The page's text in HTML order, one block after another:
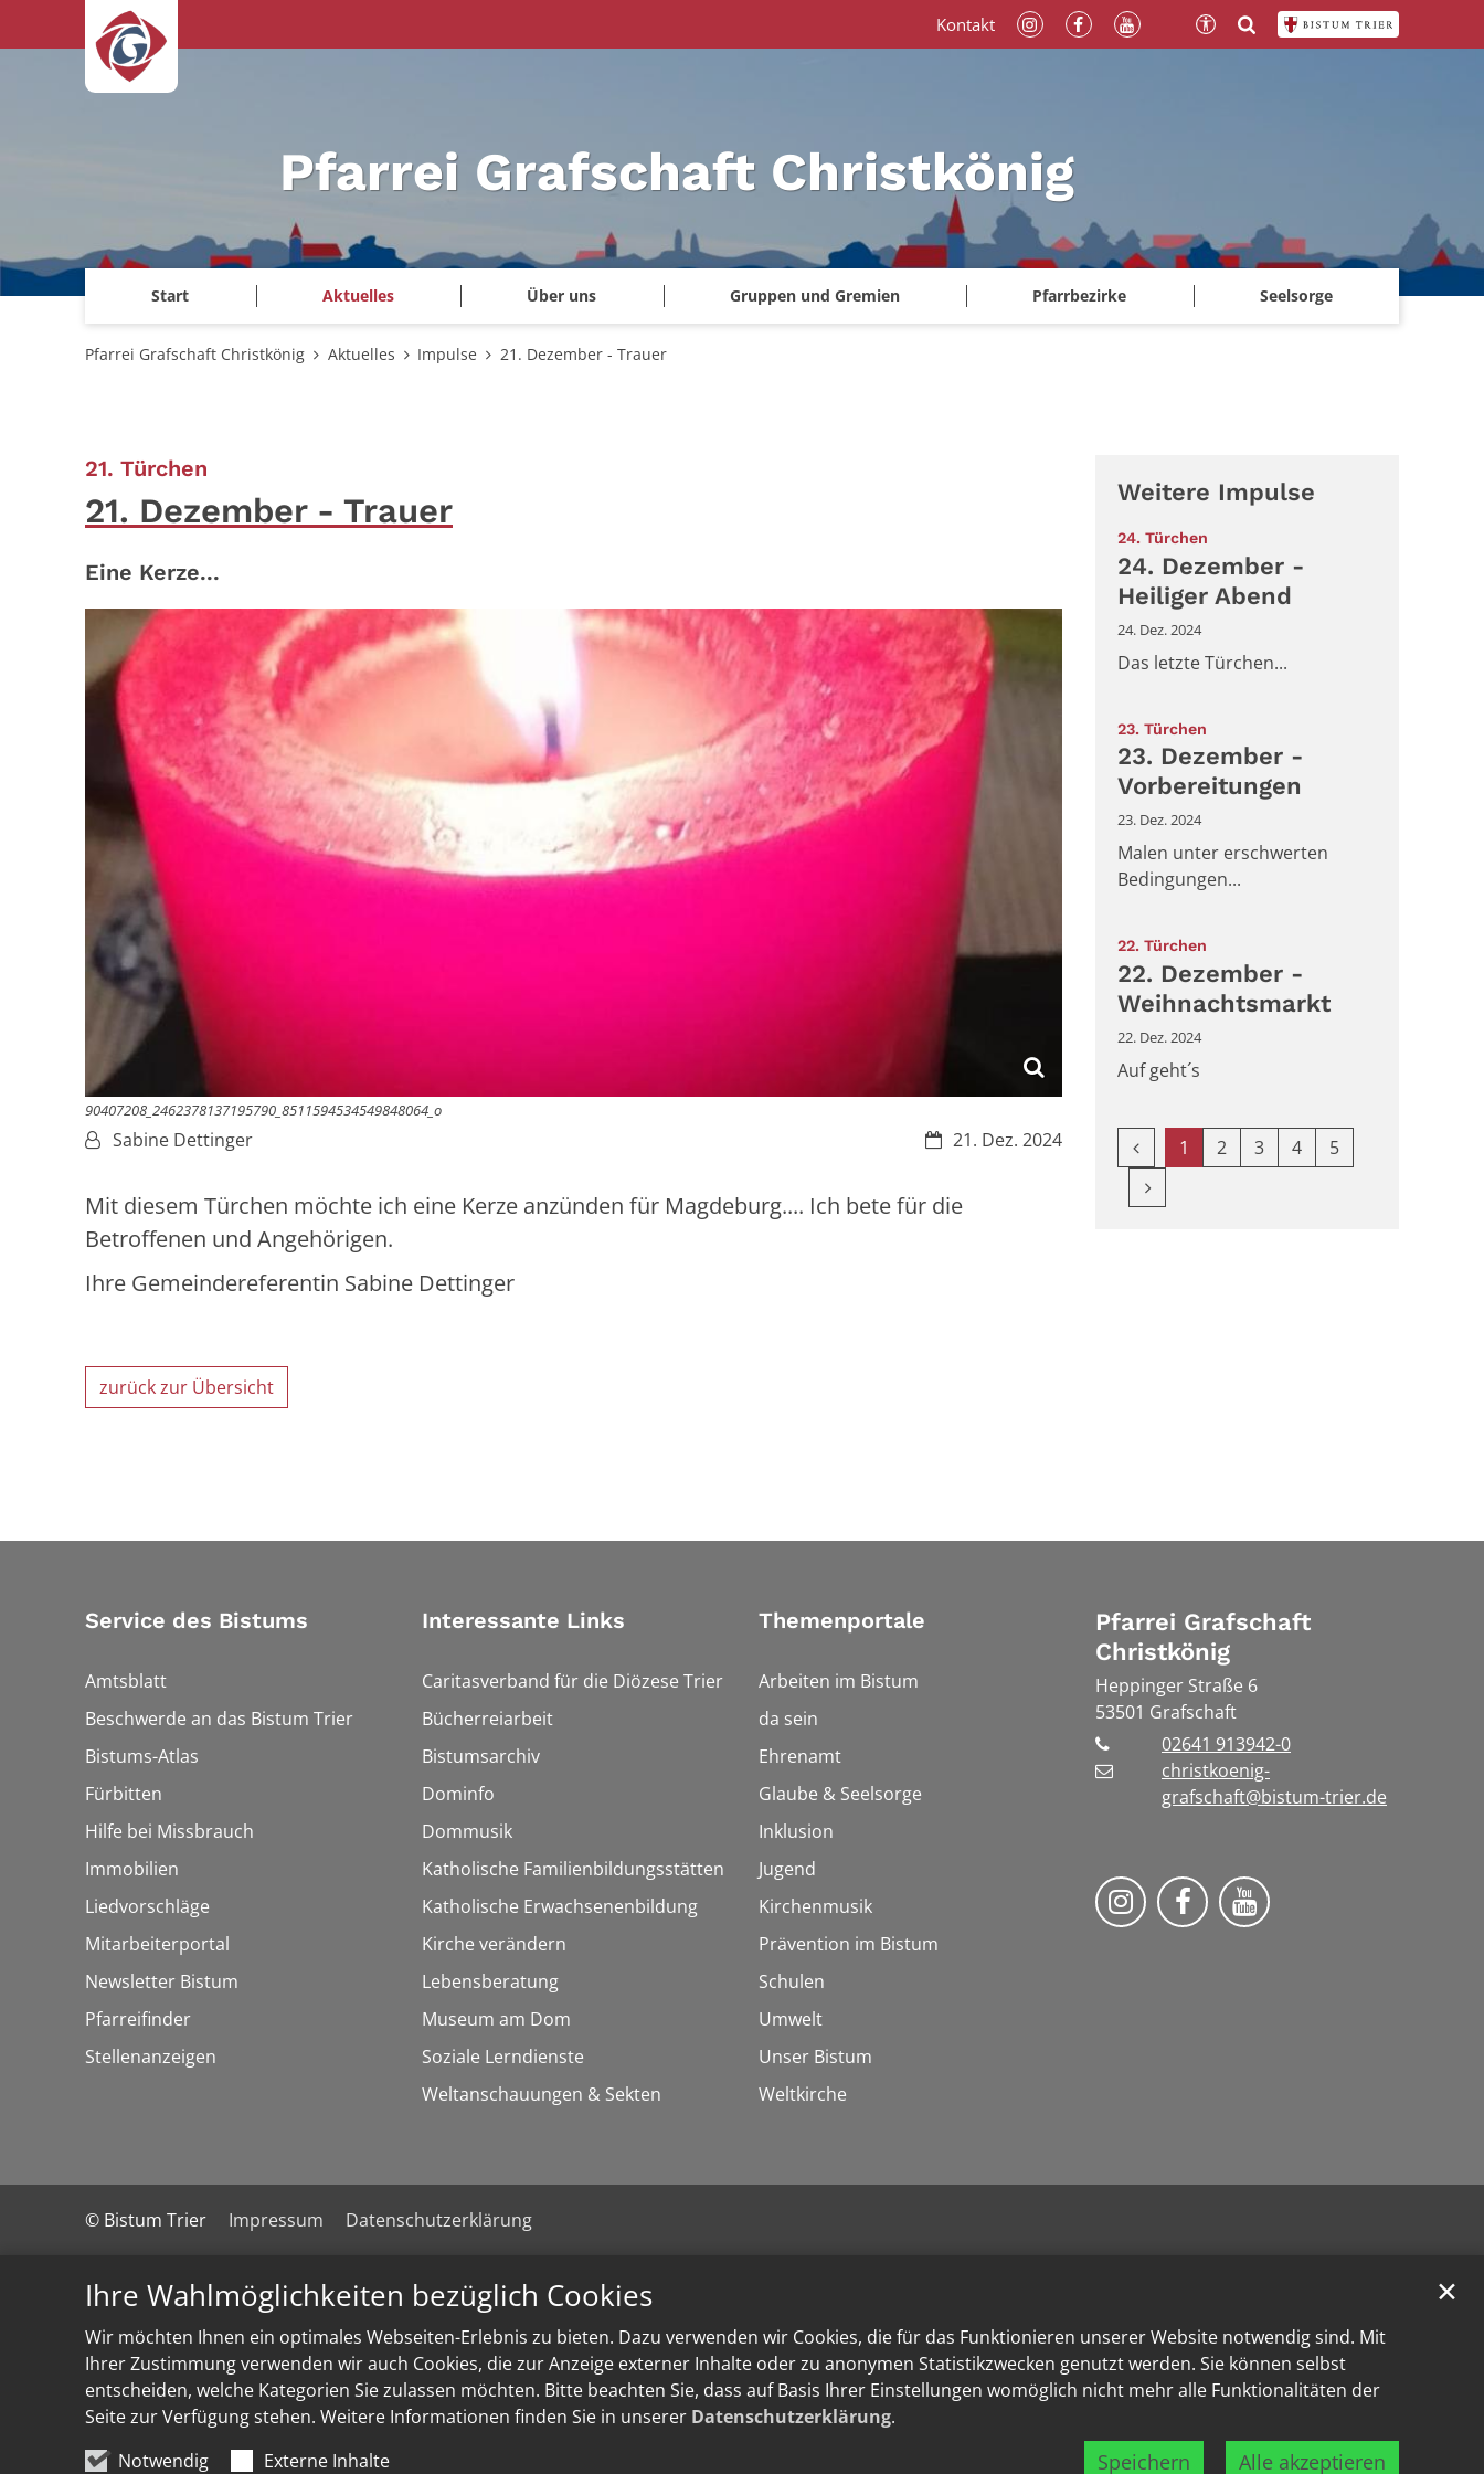
Ihre Wahlmöglichkeiten bezüglich Cookies
Wir möchten Ihnen ein optimales Webseiten-Erlebnis zu bieten. Dazu verwenden wir Cookies, die für das Funktionieren unserer Website notwendig sind. Mit
Ihrer Zustimmung verwenden wir auch Cookies, die zur Anzeige externer Inhalte oder zu anonymen Statistikzwecken genutzt werden. Sie können selbst
entscheiden, welche Kategorien Sie zulassen möchten. Bitte beachten Sie, dass auf Basis Ihrer Einstellungen womöglich nicht mehr alle Funktionalitäten der
Seite zur Verfügung stehen. Weitere Informationen finden Sie in unserer Datenschutzerklärung.
Notwendig
Externe Inhalte Speichern Alle akzeptieren
✕
Zum Inhalt springen
Pfarrei Grafschaft Christkönig
Start Aktuelles Über uns Gruppen und Gremien Pfarrbezirke Seelsorge
Kontakt
Pfarrei Grafschaft Christkönig Aktuelles Impulse 21. Dezember - Trauer
21. Türchen
21. Dezember - Trauer
Eine Kerze...
90407208_2462378137195790_8511594534549848064_o
Datum:
21. Dez. 2024
Von:Sabine Dettinger
Mit diesem Türchen möchte ich eine Kerze anzünden für Magdeburg.... Ich bete für die
Betroffenen und Angehörigen.
Ihre Gemeindereferentin Sabine Dettinger
Weitere Impulse
24. Türchen
24. Dezember -
Heiliger Abend
24. Dez. 2024
Das letzte Türchen...
23. Türchen
23. Dezember -
Vorbereitungen
23. Dez. 2024
Malen unter erschwerten
Bedingungen...
22. Türchen
22. Dezember -
Weihnachtsmarkt
22. Dez. 2024
Auf geht´s
Vorherige Seite
1 2 3 4
5
Nächste Seite
zurück zur Übersicht
Service des Bistums
Amtsblatt
Beschwerde an das Bistum Trier
Bistums-Atlas
Fürbitten
Hilfe bei Missbrauch
Immobilien
Liedvorschläge
Mitarbeiterportal
Newsletter Bistum
Pfarreifinder
Stellenanzeigen
Interessante Links
Caritasverband für die Diözese Trier
Bücherreiarbeit
Bistumsarchiv
Dominfo
Dommusik
Katholische Familienbildungsstätten
Katholische Erwachsenenbildung
Kirche verändern
Lebensberatung
Museum am Dom
Soziale Lerndienste
Weltanschauungen & Sekten
Themenportale
Arbeiten im Bistum
da sein
Ehrenamt
Glaube & Seelsorge
Inklusion
Jugend
Kirchenmusik
Prävention im Bistum
Schulen
Umwelt
Unser Bistum
Weltkirche
Pfarrei Grafschaft
Christkönig
Heppinger Straße 6
53501 Grafschaft
02641 913942-0
christkoenig-
grafschaft@bistum-trier.de
Pfarreiengemeinschaft
Pfarreiengemeinschaft
© Bistum Trier Impressum Datenschutzerklärung